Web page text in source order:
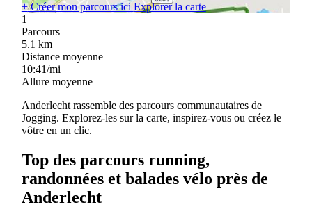
+Créer mon parcours iciExplorer la carte
1
Parcours
5.1 km
Distance moyenne
10:41/mi
Allure moyenne
Anderlecht rassemble des parcours communautaires de
Jogging. Explorez-les sur la carte, inspirez-vous ou créez le
vôtre en un clic.
Top des parcours running,
randonnées et balades vélo près de
Anderlecht